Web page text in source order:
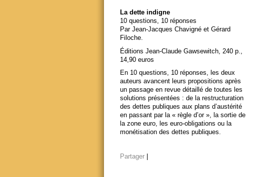
La dette indigne
10 questions, 10 réponses
Par Jean-Jacques Chavigné et Gérard
Filoche.
Éditions Jean-Claude Gawsewitch, 240 p.,
14,90 euros
En 10 questions, 10 réponses, les deux
auteurs avancent leurs propositions après
un passage en revue détaillé de toutes les
solutions présentées : de la restructuration
des dettes publiques aux plans d’austérité
en passant par la « règle d’or », la sortie de
la zone euro, les euro-obligations ou la
monétisation des dettes publiques.
Partager